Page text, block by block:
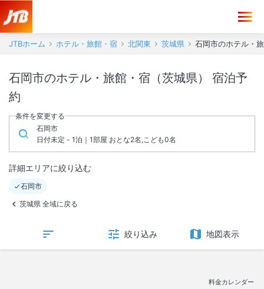
JTBホーム ホテル・旅館・宿 北関東 茨城県 石岡市のホテル・
石岡市のホテル・旅館・宿（茨城県） 宿泊予
約
条件を変更する
石岡市
日付未定 - 1泊｜1部屋 おとな2名,こども0名
詳細エリアに絞り込む
石岡市
茨城県 全域に戻る
絞り込み 地図表示
料金カレンダー